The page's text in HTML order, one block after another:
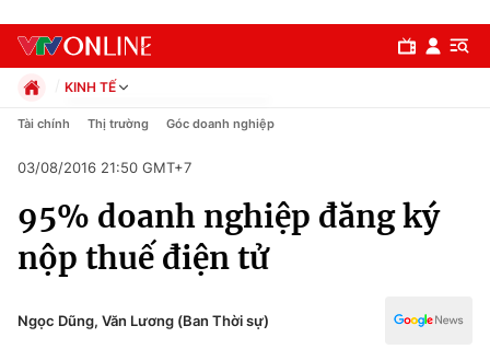
Chuyên mục
Chính trị
KINH TẾ
Chính trị
Pháp luật
Kinh tế
Thể thao
Truyền hình
Y tế
Tài chính Thị trường Góc doanh nghiệp
03/08/2016 21:50 GMT+7
95% doanh nghiệp đăng ký
nộp thuế điện tử
Ngọc Dũng, Văn Lương (Ban Thời sự)